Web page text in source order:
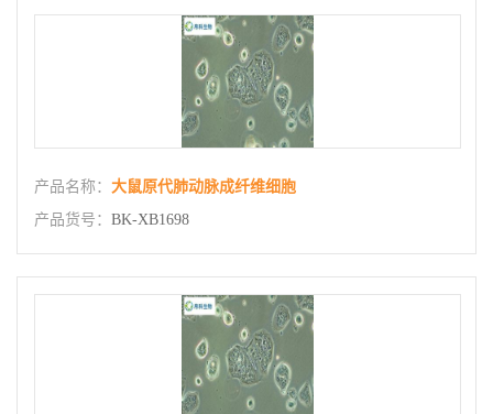
产品名称： 大鼠原代肺动脉成纤维细胞
产品货号： BK-XB1698